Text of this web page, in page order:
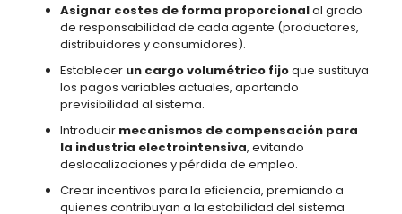
Asignar costes de forma proporcionalal grado
de responsabilidad de cada agente (productores,
distribuidores y consumidores).
Establecer un cargo volumétrico fijoque sustituya
los pagos variables actuales, aportando
previsibilidad al sistema.
Introducir mecanismos de compensación para
la industria electrointensiva, evitando
deslocalizaciones y pérdida de empleo.
Crear incentivos para la eficiencia, premiando a
quienes contribuyan a la estabilidad del sistema